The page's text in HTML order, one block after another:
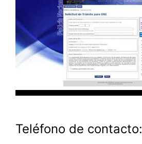
Teléfono de contacto: